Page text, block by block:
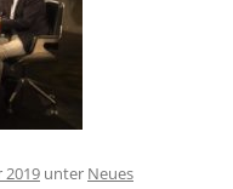
2019 unter Neues